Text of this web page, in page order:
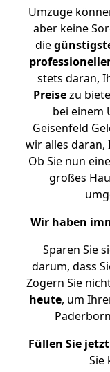
Umzüge
aber keine
die
stets daran,
Preisezu
bei einem
Geisenfeld
wir alles daran,
Ob Sie nun
großes
Wir haben
Sparen Sie
darum, dass
Zögern Sie
heute, um
Füllen Sie
Sie